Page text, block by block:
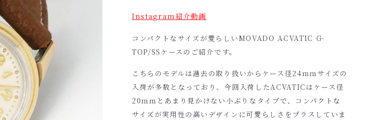
Instagram紹介動画
コンパクトなサイズが愛らしいMOVADO ACVATIC G-
TOP/SSケースのご紹介です。
こちらのモデルは過去の取り扱いからケース径24ｍｍサイズの
入荷が多数となっており、今回入荷したACVATICはケース径
20ｍｍとあまり見かけない小ぶりなタイプで、コンパクトな
サイズが実用性の高いデザインに可愛らしさをプラスしていま